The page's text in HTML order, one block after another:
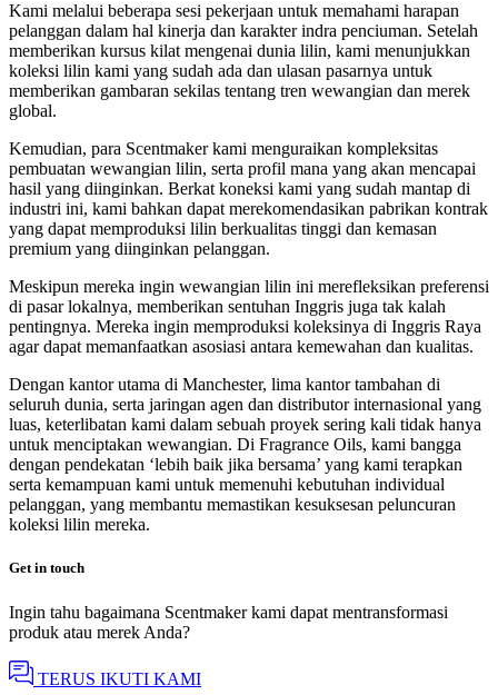
Kami melalui beberapa sesi pekerjaan untuk memahami harapan
pelanggan dalam hal kinerja dan karakter indra penciuman. Setelah
memberikan kursus kilat mengenai dunia lilin, kami menunjukkan
koleksi lilin kami yang sudah ada dan ulasan pasarnya untuk
memberikan gambaran sekilas tentang tren wewangian dan merek
global.
Kemudian, para Scentmaker kami menguraikan kompleksitas
pembuatan wewangian lilin, serta profil mana yang akan mencapai
hasil yang diinginkan. Berkat koneksi kami yang sudah mantap di
industri ini, kami bahkan dapat merekomendasikan pabrikan kontrak
yang dapat memproduksi lilin berkualitas tinggi dan kemasan
premium yang diinginkan pelanggan.
Meskipun mereka ingin wewangian lilin ini merefleksikan preferensi
di pasar lokalnya, memberikan sentuhan Inggris juga tak kalah
pentingnya. Mereka ingin memproduksi koleksinya di Inggris Raya
agar dapat memanfaatkan asosiasi antara kemewahan dan kualitas.
Dengan kantor utama di Manchester, lima kantor tambahan di
seluruh dunia, serta jaringan agen dan distributor internasional yang
luas, keterlibatan kami dalam sebuah proyek sering kali tidak hanya
untuk menciptakan wewangian. Di Fragrance Oils, kami bangga
dengan pendekatan ‘lebih baik jika bersama’ yang kami terapkan
serta kemampuan kami untuk memenuhi kebutuhan individual
pelanggan, yang membantu memastikan kesuksesan peluncuran
koleksi lilin mereka.
Get in touch
Ingin tahu bagaimana Scentmaker kami dapat mentransformasi
produk atau merek Anda?
TERUS IKUTI KAMI